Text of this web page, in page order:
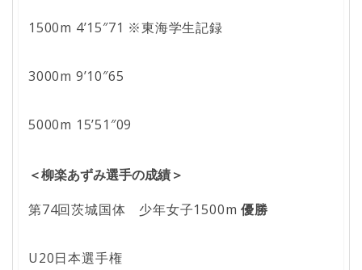
1500m 4’15″71 ※東海学生記録
3000m 9’10″65
5000m 15’51″09
＜柳楽あずみ選手の成績＞
第74回茨城国体 少年女子1500m優勝
U20日本選手権